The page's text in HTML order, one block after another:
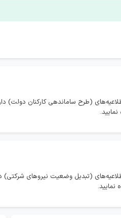
(طرح ساماندهی کارکنان دولت)
(تبدیل وضعیت نیروهای
نمایید.